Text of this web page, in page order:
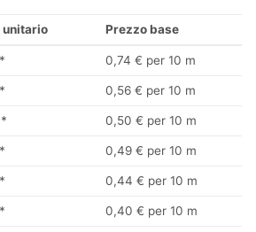
unitario Prezzo base
* 0,74 € per 10 m
* 0,56 € per 10 m
* 0,50 € per 10 m
* 0,49 € per 10 m
* 0,44 € per 10 m
* 0,40 € per 10 m